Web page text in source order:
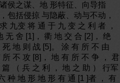
侯之谋、地 形特征、向导指
包括侵掠 与隐蔽、动与不动，
九变 将 通 于 九 变 之 利 者 ，
无 舍 [1]， 衢 地 交 合 [2]， 绝
地 则 战 [5]。 涂 有 所 不 由
不 攻 [8]， 地 有 所 不 争 ， 君
（ 兵 之 利 ， 地 之 助 ） 行军
种 地 形 地 形 有 通 [1 ]者 ， 有